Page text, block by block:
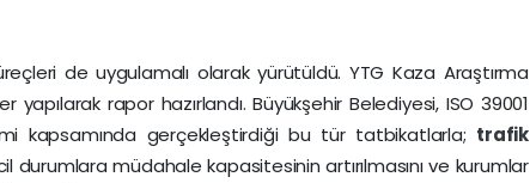
de uygulamalı olarak yürütüldü. YTG Kaza Araştırma
rapor hazırlandı. Büyükşehir Belediyesi, ISO 39001
kapsamında gerçekleştirdiği bu tür tatbikatlarla; trafik
durumlara müdahale kapasitesinin artırılmasını ve kurumlar